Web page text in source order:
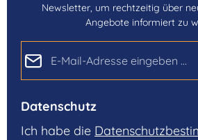
Newsletter, um rechtzeitig über
Angebote informiert zu
Datenschutz
Ich habe die